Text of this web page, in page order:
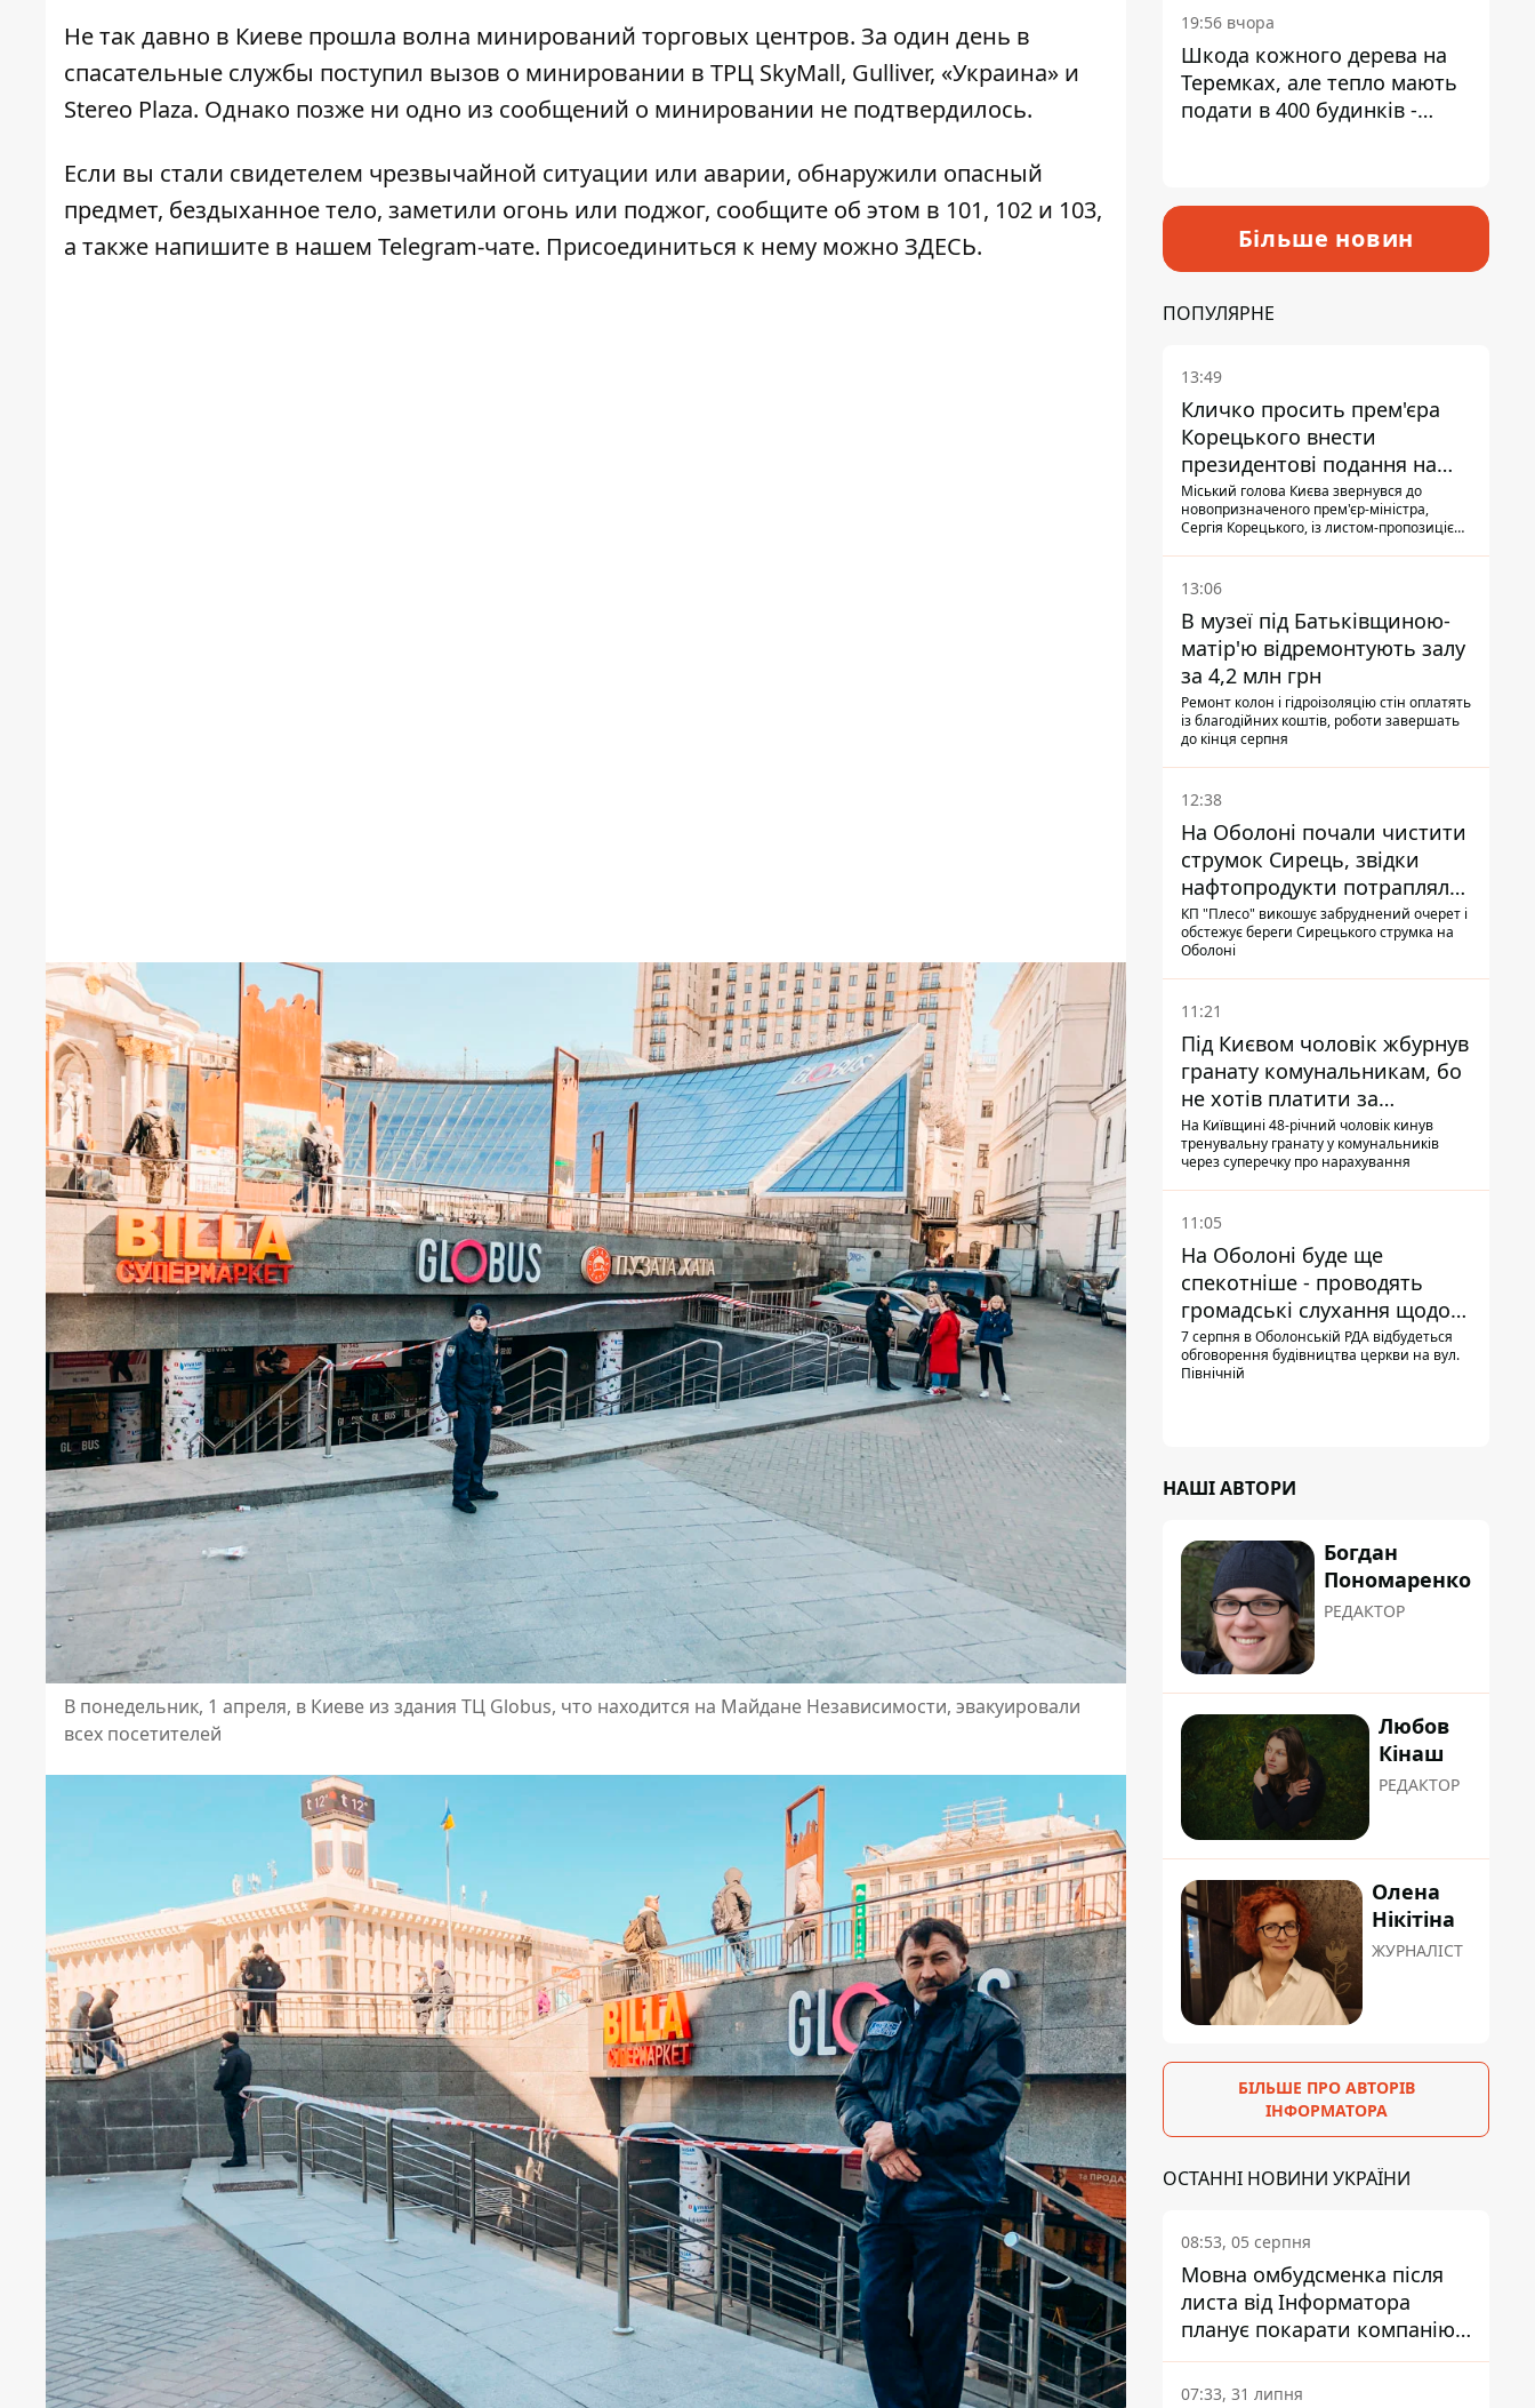
Не так давно в Киеве прошла волна минирований торговых центров. За один день в
спасательные службы поступил вызов о минировании в ТРЦ SkyMall, Gulliver, «Украина» и
Stereo Plaza. Однако позже ни одно из сообщений о минировании не подтвердилось.
Если вы стали свидетелем чрезвычайной ситуации или аварии, обнаружили опасный
предмет, бездыханное тело, заметили огонь или поджог, сообщите об этом в 101, 102 и 103,
а также напишите в нашем Telegram-чате. Присоединиться к нему можно ЗДЕСЬ.
В понедельник, 1 апреля, в Киеве из здания ТЦ Globus, что находится на Майдане Независимости, эвакуировали
всех посетителей
19:56 вчора
Шкода кожного дерева на
Теремках, але тепло мають
подати в 400 будинків -
Більше новин
ПОПУЛЯРНЕ
13:49
Кличко просить прем'єра
Корецького внести
президентові подання на
звільнення володаря
Троєщини Бахматова
Міський голова Києва звернувся до
новопризначеного прем'єр-міністра,
Сергія Корецького, із листом-пропозицією
13:06
В музеї під Батьківщиною-
матір'ю відремонтують залу
за 4,2 млн грн
Ремонт колон і гідроізоляцію стін оплатять
із благодійних коштів, роботи завершать
до кінця серпня
12:38
На Оболоні почали чистити
струмок Сирець, звідки
нафтопродукти потрапляли
до озер
КП "Плесо" викошує забруднений очерет і
обстежує береги Сирецького струмка на
Оболоні
11:21
Під Києвом чоловік жбурнув
гранату комунальникам, бо
не хотів платити за
квитанціями
На Київщині 48-річний чоловік кинув
тренувальну гранату у комунальників
через суперечку про нарахування
11:05
На Оболоні буде ще
спекотніше - проводять
громадські слухання щодо
храму УГКЦ на Північній
7 серпня в Оболонській РДА відбудеться
обговорення будівництва церкви на вул.
Північній
НАШІ АВТОРИ
Богдан
Пономаренко
РЕДАКТОР
Любов
Кінаш
РЕДАКТОР
Олена
Нікітіна
ЖУРНАЛІСТ
БІЛЬШЕ ПРО АВТОРІВ
ІНФОРМАТОРА
ОСТАННІ НОВИНИ УКРАЇНИ
08:53, 05 серпня
Мовна омбудсменка після
листа від Інформатора
планує покарати компанію-
підрядника ПриватБанку
07:33, 31 липня